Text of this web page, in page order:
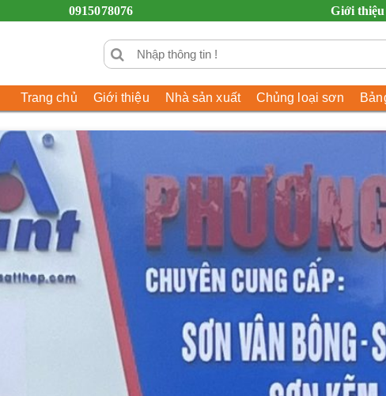
0915078076 Giới thiệu
Trang chủ Giới thiệu Nhà sản xuất Chủng loại sơn